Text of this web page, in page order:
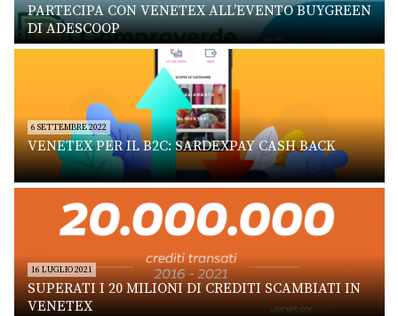
PARTECIPA CON VENETEX ALL’EVENTO BUYGREEN
DI ADESCOOP
6 SETTEMBRE 2022
VENETEX PER IL B2C: SARDEXPAY CASH BACK
16 LUGLIO 2021
SUPERATI I 20 MILIONI DI CREDITI SCAMBIATI IN
VENETEX